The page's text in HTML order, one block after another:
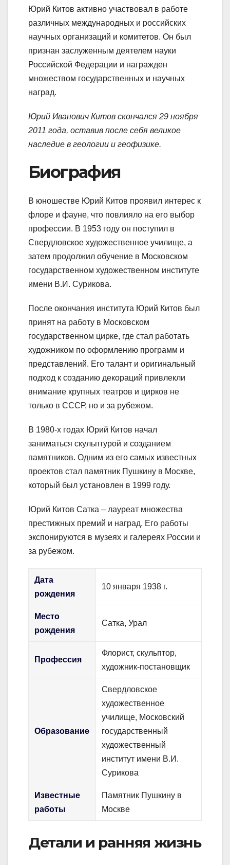
Юрий Китов активно участвовал в работе
различных международных и российских
научных организаций и комитетов. Он был
признан заслуженным деятелем науки
Российской Федерации и награжден
множеством государственных и научных
наград.
Юрий Иванович Китов скончался 29 ноября
2011 года, оставив после себя великое
наследие в геологии и геофизике.
Биография
В юношестве Юрий Китов проявил интерес к
флоре и фауне, что повлияло на его выбор
профессии. В 1953 году он поступил в
Свердловское художественное училище, а
затем продолжил обучение в Московском
государственном художественном институте
имени В.И. Сурикова.
После окончания института Юрий Китов был
принят на работу в Московском
государственном цирке, где стал работать
художником по оформлению программ и
представлений. Его талант и оригинальный
подход к созданию декораций привлекли
внимание крупных театров и цирков не
только в СССР, но и за рубежом.
В 1980-х годах Юрий Китов начал
заниматься скульптурой и созданием
памятников. Одним из его самых известных
проектов стал памятник Пушкину в Москве,
который был установлен в 1999 году.
Юрий Китов Сатка – лауреат множества
престижных премий и наград. Его работы
экспонируются в музеях и галереях России и
за рубежом.
Дата
рождения
10 января 1938 г.
Место
рождения
Сатка, Урал
Профессия
Флорист, скульптор,
художник-постановщик
Образование
Свердловское
художественное
училище, Московский
государственный
художественный
институт имени В.И.
Сурикова
Известные
работы
Памятник Пушкину в
Москве
Детали и ранняя жизнь